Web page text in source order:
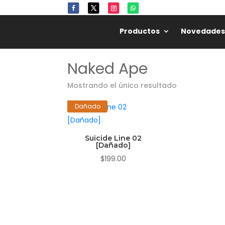
Productos Novedades
Naked Ape
Mostrando el único resultado
Dañado
Suicide Line 02
[Dañado]
$199.00